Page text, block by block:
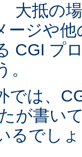
大抵の
ージや
CGI プ
では、
が書い
るでし